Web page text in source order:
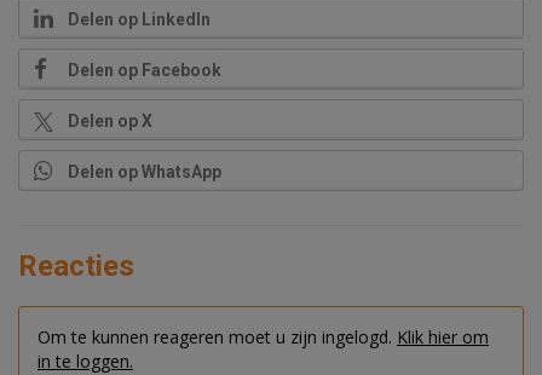
Delen op LinkedIn
Delen op Facebook
Delen op X
Delen op WhatsApp
Reacties
Om te kunnen reageren moet u zijn ingelogd. Klik hier om
in te loggen.